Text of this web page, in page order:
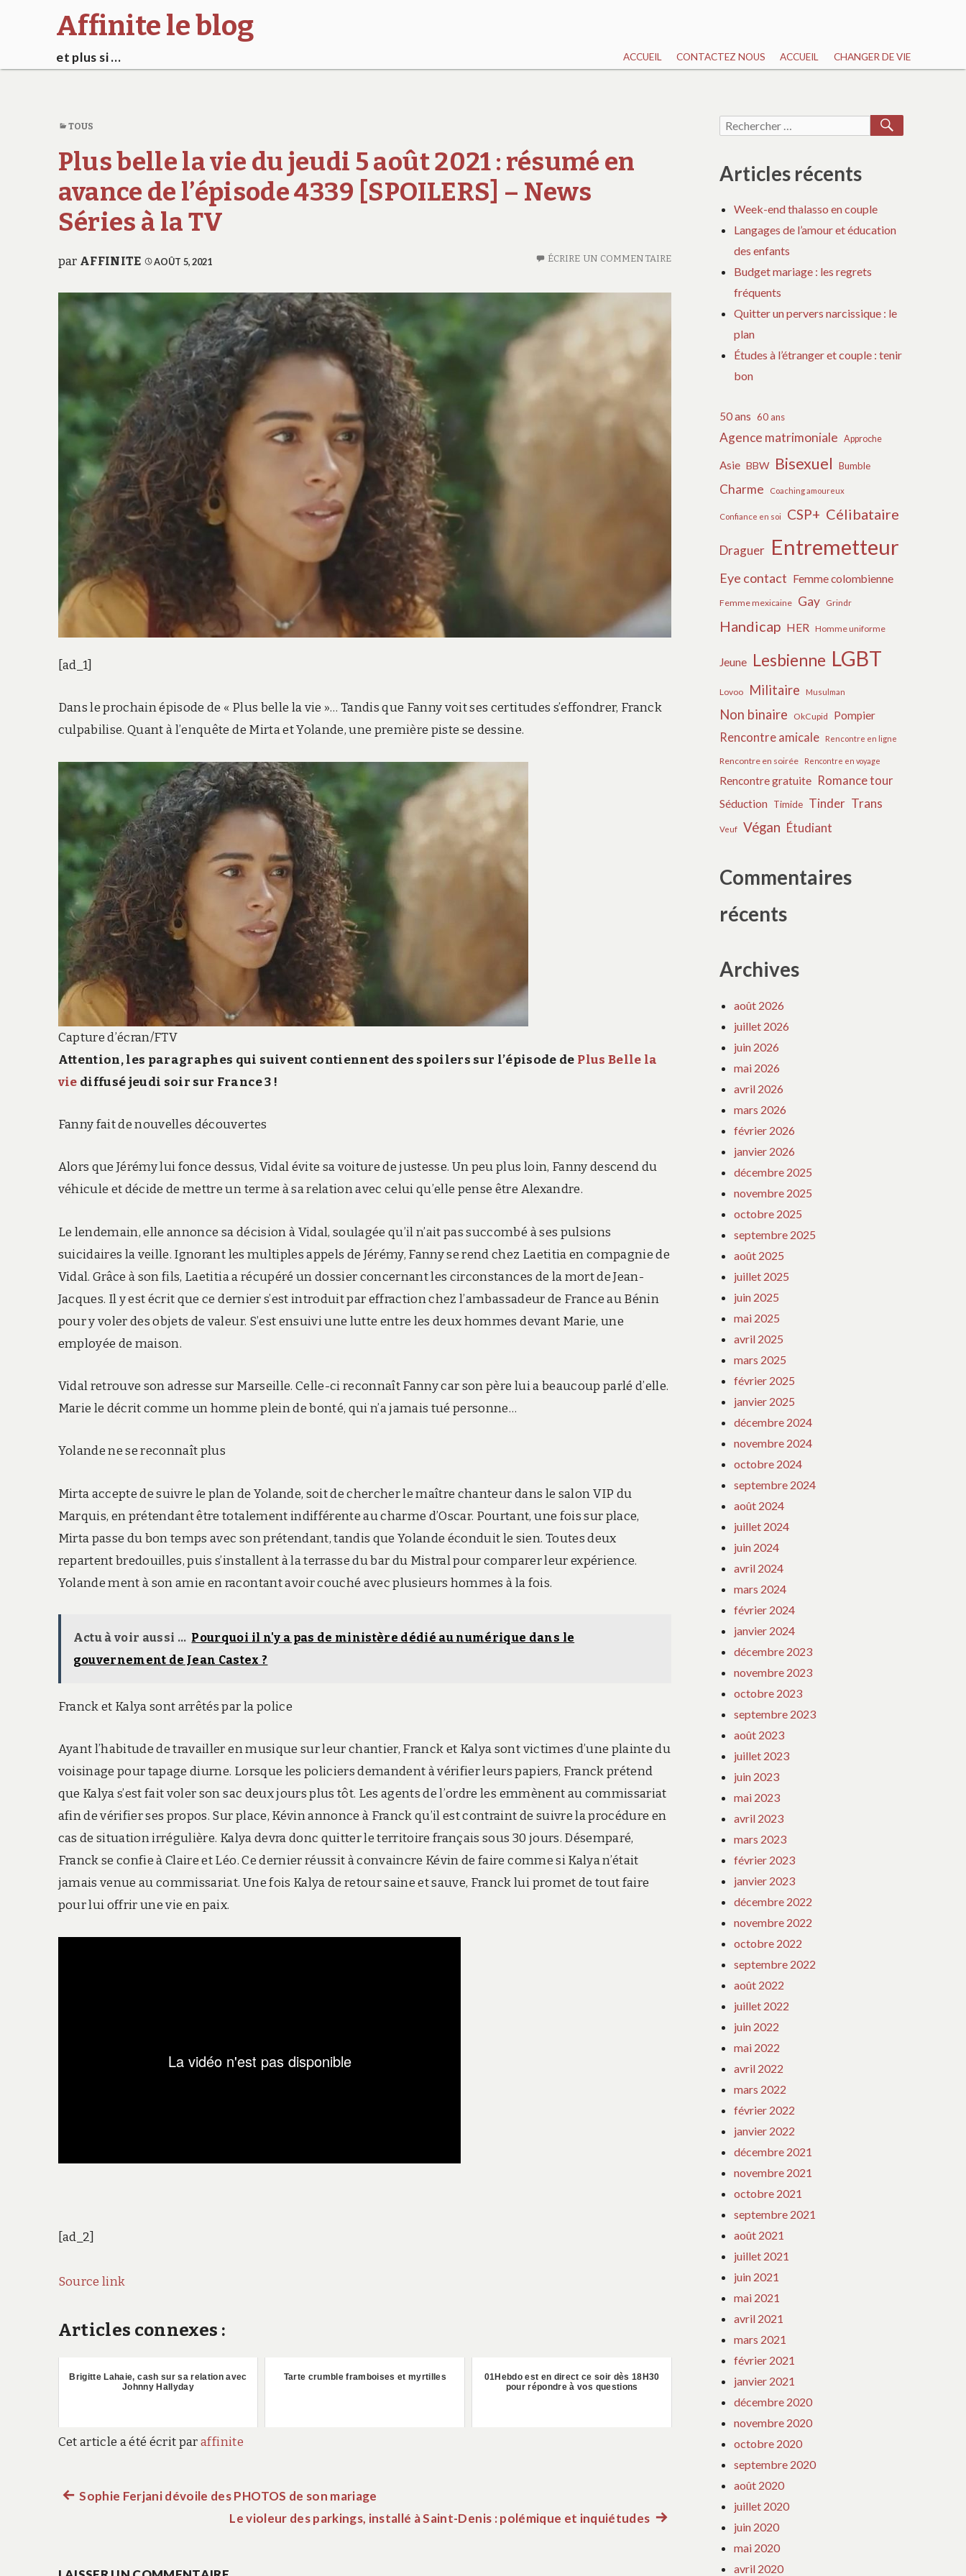
Affinite le blog
et plus si … ACCUEIL CONTACTEZ NOUS ACCUEIL CHANGER DE VIE
TOUS
Plus belle la vie du jeudi 5 août 2021 : résumé en
avance de l’épisode 4339 [SPOILERS] – News
Séries à la TV
par AFFINITE AOÛT 5, 2021 ÉCRIRE UN COMMENTAIRE
[ad_1]
Dans le prochain épisode de « Plus belle la vie »… Tandis que Fanny voit ses certitudes s’effondrer, Franck
culpabilise. Quant à l’enquête de Mirta et Yolande, une première piste se dessine.
Capture d’écran/FTV
Attention, les paragraphes qui suivent contiennent des spoilers sur l’épisode de Plus Belle la
vie diffusé jeudi soir sur France 3 !
Fanny fait de nouvelles découvertes
Alors que Jérémy lui fonce dessus, Vidal évite sa voiture de justesse. Un peu plus loin, Fanny descend du
véhicule et décide de mettre un terme à sa relation avec celui qu’elle pense être Alexandre.
Le lendemain, elle annonce sa décision à Vidal, soulagée qu’il n’ait pas succombé à ses pulsions
suicidaires la veille. Ignorant les multiples appels de Jérémy, Fanny se rend chez Laetitia en compagnie de
Vidal. Grâce à son fils, Laetitia a récupéré un dossier concernant les circonstances de la mort de Jean-
Jacques. Il y est écrit que ce dernier s’est introduit par effraction chez l’ambassadeur de France au Bénin
pour y voler des objets de valeur. S’est ensuivi une lutte entre les deux hommes devant Marie, une
employée de maison.
Vidal retrouve son adresse sur Marseille. Celle-ci reconnaît Fanny car son père lui a beaucoup parlé d’elle.
Marie le décrit comme un homme plein de bonté, qui n’a jamais tué personne…
Yolande ne se reconnaît plus
Mirta accepte de suivre le plan de Yolande, soit de chercher le maître chanteur dans le salon VIP du
Marquis, en prétendant être totalement indifférente au charme d’Oscar. Pourtant, une fois sur place,
Mirta passe du bon temps avec son prétendant, tandis que Yolande éconduit le sien. Toutes deux
repartent bredouilles, puis s’installent à la terrasse du bar du Mistral pour comparer leur expérience.
Yolande ment à son amie en racontant avoir couché avec plusieurs hommes à la fois.
Actu à voir aussi ... Pourquoi il n'y a pas de ministère dédié au numérique dans le
gouvernement de Jean Castex ?
Franck et Kalya sont arrêtés par la police
Ayant l’habitude de travailler en musique sur leur chantier, Franck et Kalya sont victimes d’une plainte du
voisinage pour tapage diurne. Lorsque les policiers demandent à vérifier leurs papiers, Franck prétend
que Kalya s’est fait voler son sac deux jours plus tôt. Les agents de l’ordre les emmènent au commissariat
afin de vérifier ses propos. Sur place, Kévin annonce à Franck qu’il est contraint de suivre la procédure en
cas de situation irrégulière. Kalya devra donc quitter le territoire français sous 30 jours. Désemparé,
Franck se confie à Claire et Léo. Ce dernier réussit à convaincre Kévin de faire comme si Kalya n’était
jamais venue au commissariat. Une fois Kalya de retour saine et sauve, Franck lui promet de tout faire
pour lui offrir une vie en paix.
[ad_2]
Source link
Articles connexes :
Brigitte Lahaie, cash sur sa relation avec
Johnny Hallyday
Tarte crumble framboises et myrtilles
01Hebdo est en direct ce soir dès 18H30
pour répondre à vos questions
Cet article a été écrit paraffinite
Navigation
Article
Sophie Ferjani dévoile des PHOTOS de son mariage
Le violeur des parkings, installé à Saint-Denis : polémique et inquiétudesArticle
Recherche
Articles récents
Week-end thalasso en couple
Langages de l’amour et éducation
des enfants
Budget mariage : les regrets
fréquents
Quitter un pervers narcissique : le
plan
Études à l’étranger et couple : tenir
bon
50 ans 60 ans
Agence matrimoniale Approche
Asie BBW Bisexuel Bumble
Charme Coaching amoureux
Confiance en soi CSP+ Célibataire
Draguer Entremetteur
Eye contact Femme colombienne
Femme mexicaine Gay Grindr
Handicap HER Homme uniforme
Jeune Lesbienne LGBT
Lovoo Militaire Musulman
Non binaire OkCupid Pompier
Rencontre amicale Rencontre en ligne
Rencontre en soirée Rencontre en voyage
Rencontre gratuite Romance tour
Séduction Timide Tinder Trans
Veuf Végan Étudiant
Commentaires
récents
Archives
août 2026
juillet 2026
juin 2026
mai 2026
avril 2026
mars 2026
février 2026
janvier 2026
décembre 2025
novembre 2025
octobre 2025
septembre 2025
août 2025
juillet 2025
juin 2025
mai 2025
avril 2025
mars 2025
février 2025
janvier 2025
décembre 2024
novembre 2024
octobre 2024
septembre 2024
août 2024
juillet 2024
juin 2024
avril 2024
mars 2024
février 2024
janvier 2024
décembre 2023
novembre 2023
octobre 2023
septembre 2023
août 2023
juillet 2023
juin 2023
mai 2023
avril 2023
mars 2023
février 2023
janvier 2023
décembre 2022
novembre 2022
octobre 2022
septembre 2022
août 2022
juillet 2022
juin 2022
mai 2022
avril 2022
mars 2022
février 2022
janvier 2022
décembre 2021
novembre 2021
octobre 2021
septembre 2021
août 2021
juillet 2021
juin 2021
mai 2021
avril 2021
mars 2021
février 2021
janvier 2021
décembre 2020
novembre 2020
octobre 2020
septembre 2020
août 2020
juillet 2020
juin 2020
mai 2020
avril 2020